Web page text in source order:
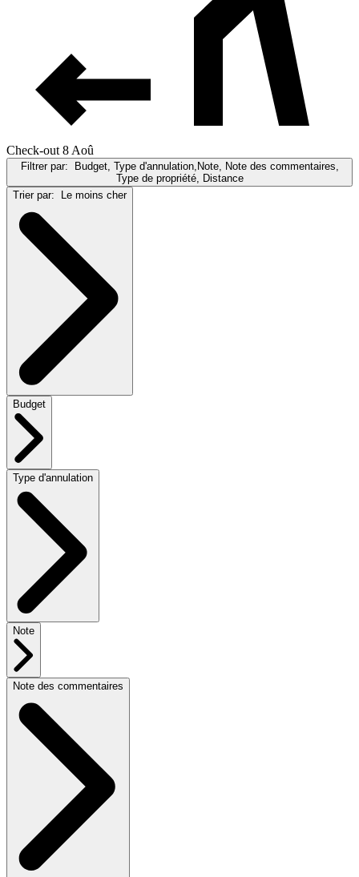
Check-out 8 Aoû
Filtrer par:
Budget, Type d'annulation,Note, Note des commentaires,
Type de propriété, Distance
Trier par:
Le moins cher
Budget
Type d'annulation
Note
Note des commentaires